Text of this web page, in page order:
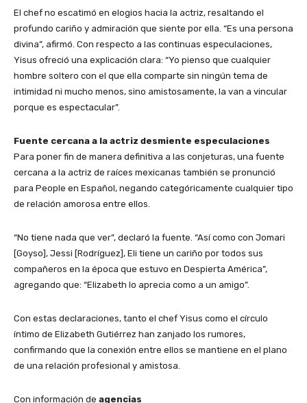
​El chef no escatimó en elogios hacia la actriz, resaltando el
profundo cariño y admiración que siente por ella. “Es una persona
divina”, afirmó. Con respecto a las continuas especulaciones,
Yisus ofreció una explicación clara: “Yo pienso que cualquier
hombre soltero con el que ella comparte sin ningún tema de
intimidad ni mucho menos, sino amistosamente, la van a vincular
porque es espectacular”.
​Fuente cercana a la actriz desmiente especulaciones
​Para poner fin de manera definitiva a las conjeturas, una fuente
cercana a la actriz de raíces mexicanas también se pronunció
para People en Español, negando categóricamente cualquier tipo
de relación amorosa entre ellos.
​“No tiene nada que ver”, declaró la fuente. “Así como con Jomari
[Goyso], Jessi [Rodríguez], Eli tiene un cariño por todos sus
compañeros en la época que estuvo en Despierta América”,
agregando que: “Elizabeth lo aprecia como a un amigo”.
​Con estas declaraciones, tanto el chef Yisus como el círculo
íntimo de Elizabeth Gutiérrez han zanjado los rumores,
confirmando que la conexión entre ellos se mantiene en el plano
de una relación profesional y amistosa.
Con información de agencias